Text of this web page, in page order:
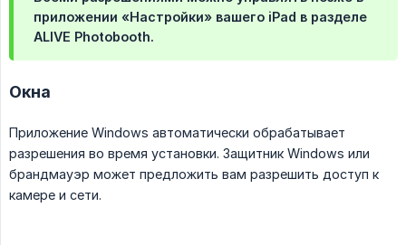
приложении «Настройки» вашего iPad в разделе
ALIVE Photobooth.
Окна
Приложение Windows автоматически обрабатывает
разрешения во время установки. Защитник Windows или
брандмауэр может предложить вам разрешить доступ к
камере и сети.